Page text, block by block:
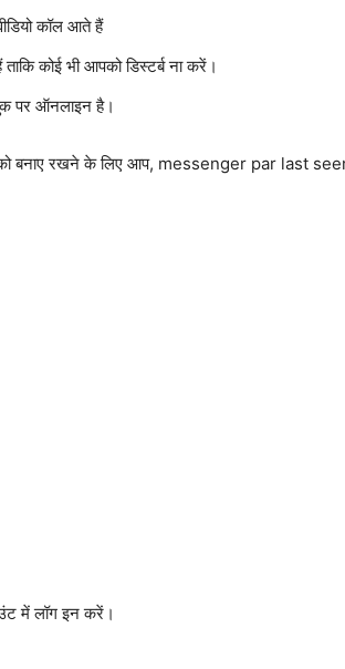
कॉल आते हैं
कोई भी आपको डिस्टर्ब ना करें।
पर ऑनलाइन है।
को बनाए रखने के लिए आप, messenger par last
में लॉग इन करें।